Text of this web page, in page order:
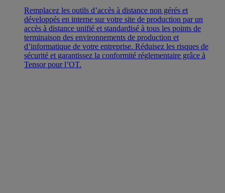
Remplacez les outils d’accès à distance non gérés et
développés en interne sur votre site de production par un
accès à distance unifié et standardisé à tous les points de
terminaison des environnements de production et
d’informatique de votre entreprise. Réduisez les risques de
sécurité et garantissez la conformité réglementaire grâce à
Tensor pour l’OT.